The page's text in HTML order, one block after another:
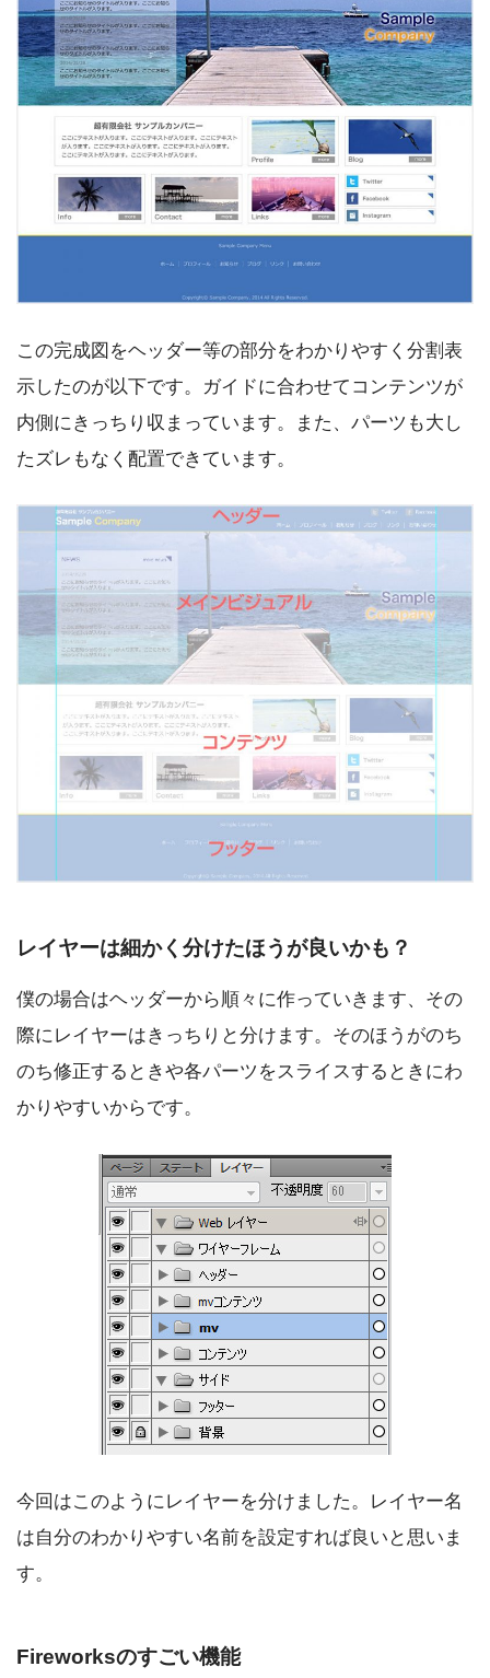
この完成図をヘッダー等の部分をわかりやすく分割表
示したのが以下です。ガイドに合わせてコンテンツが
内側にきっちり収まっています。また、パーツも大し
たズレもなく配置できています。
レイヤーは細かく分けたほうが良いかも？
僕の場合はヘッダーから順々に作っていきます、その
際にレイヤーはきっちりと分けます。そのほうがのち
のち修正するときや各パーツをスライスするときにわ
かりやすいからです。
今回はこのようにレイヤーを分けました。レイヤー名
は自分のわかりやすい名前を設定すれば良いと思いま
す。
Fireworksのすごい機能